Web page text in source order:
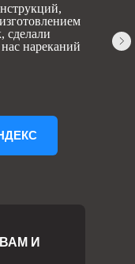
сделали
нареканий
И